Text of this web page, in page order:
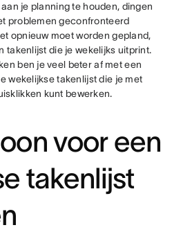
je planning te houden, dingen
problemen geconfronteerd
opnieuw moet worden gepland,
takenlijst die je wekelijks uitprint.
ben je veel beter af met een
wekelijkse takenlijst die je met
kunt bewerken.
voor een
takenlijst